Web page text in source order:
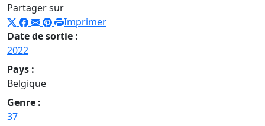
Partager sur
Imprimer
Date de sortie :
2022
Pays :
Belgique
Genre :
37